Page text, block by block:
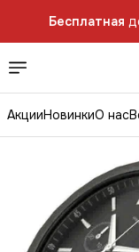
Бесплатная
АкцииНовинкиО нас